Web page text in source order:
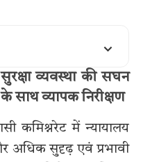
व्यवस्था की सघन
साथ व्यापक निरीक्षण
कमिश्नरेट में न्यायालय
अधिक सुदृढ़ एवं प्रभावी